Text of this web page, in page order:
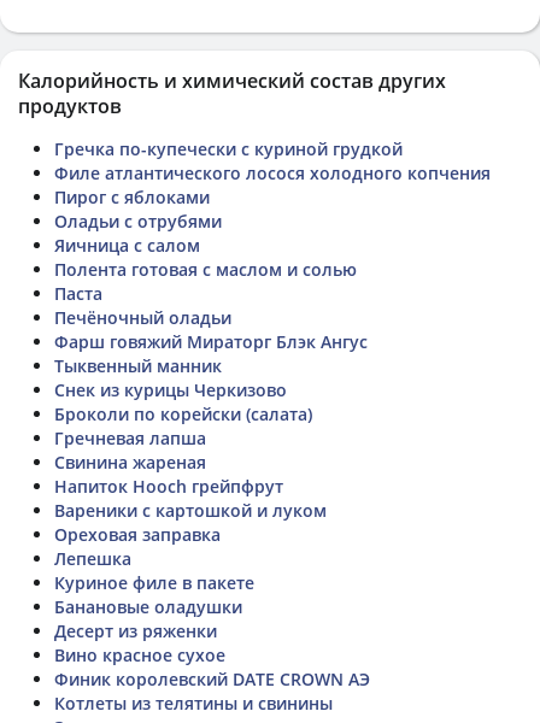
Калорийность и химический состав других
продуктов
Гречка по-купечески с куриной грудкой
Филе атлантического лосося холодного копчения
Пирог с яблоками
Оладьи с отрубями
Яичница с салом
Полента готовая с маслом и солью
Паста
Печёночный оладьи
Фарш говяжий Мираторг Блэк Ангус
Тыквенный манник
Снек из курицы Черкизово
Броколи по корейски (салата)
Гречневая лапша
Свинина жареная
Напиток Hooch грейпфрут
Вареники с картошкой и луком
Ореховая заправка
Лепешка
Куриное филе в пакете
Банановые оладушки
Десерт из ряженки
Вино красное сухое
Финик королевский DATE CROWN АЭ
Котлеты из телятины и свинины